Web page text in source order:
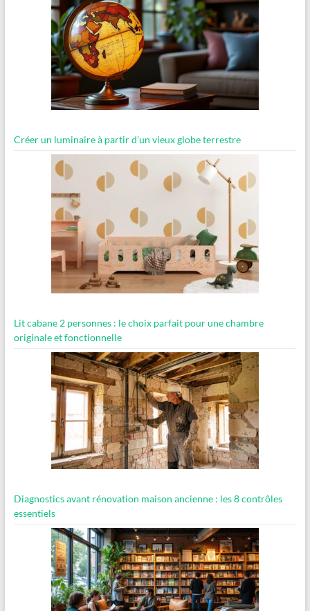
Créer un luminaire à partir d’un vieux globe terrestre
Lit cabane 2 personnes : le choix parfait pour une chambre
originale et fonctionnelle
Diagnostics avant rénovation maison ancienne : les 8 contrôles
essentiels